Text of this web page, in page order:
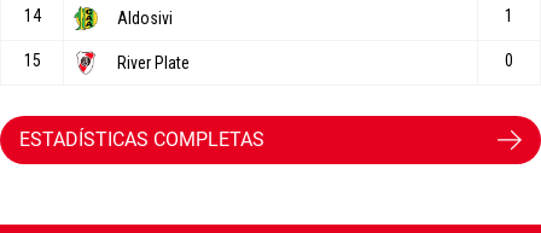
ESTADÍSTICAS COMPLETAS